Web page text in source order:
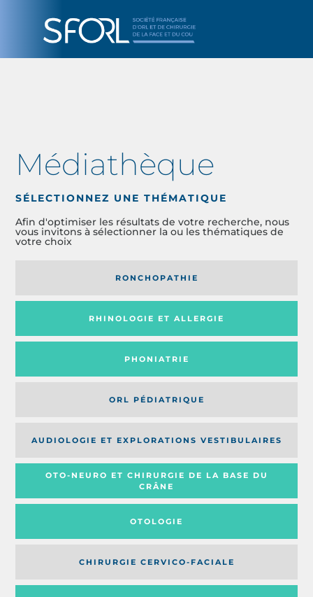
Médiathèque
SÉLECTIONNEZ UNE THÉMATIQUE
Afin d'optimiser les résultats de votre recherche, nous
vous invitons à sélectionner la ou les thématiques de
votre choix
RONCHOPATHIE
RHINOLOGIE ET ALLERGIE
PHONIATRIE
ORL PÉDIATRIQUE
AUDIOLOGIE ET EXPLORATIONS VESTIBULAIRES
OTO-NEURO ET CHIRURGIE DE LA BASE DU
CRÂNE
OTOLOGIE
CHIRURGIE CERVICO-FACIALE